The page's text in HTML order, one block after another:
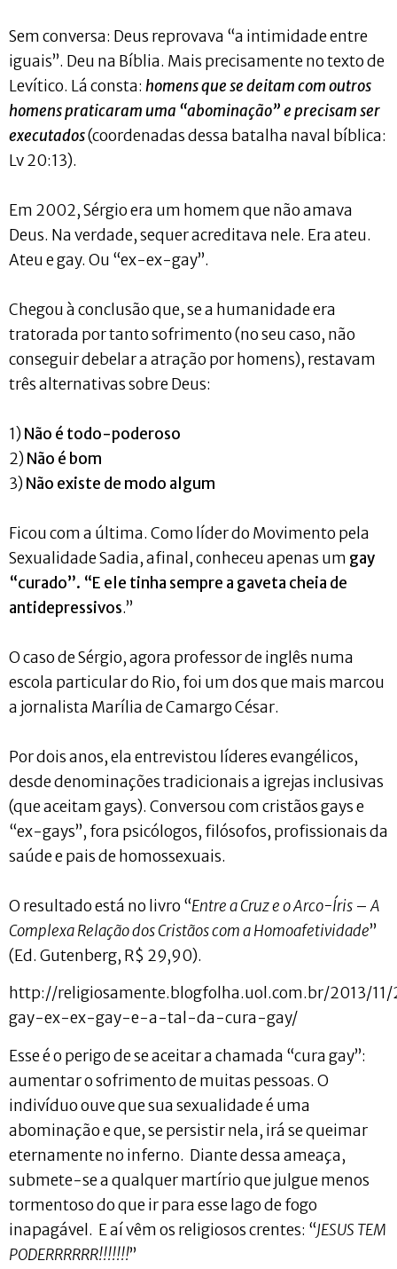
Sem conversa: Deus reprovava “a intimidade entre
iguais”. Deu na Bíblia. Mais precisamente no texto de
Levítico. Lá consta: homens que se deitam com outros
homens praticaram uma “abominação” e precisam ser
executados(coordenadas dessa batalha naval bíblica:
Lv 20:13).
Em 2002, Sérgio era um homem que não amava
Deus. Na verdade, sequer acreditava nele. Era ateu.
Ateu e gay. Ou “ex-ex-gay”.
Chegou à conclusão que, se a humanidade era
tratorada por tanto sofrimento (no seu caso, não
conseguir debelar a atração por homens), restavam
três alternativas sobre Deus:
1) Não é todo-poderoso
2) Não é bom
3) Não existe de modo algum
Ficou com a última. Como líder do Movimento pela
Sexualidade Sadia, afinal, conheceu apenas um gay
“curado”. “E ele tinha sempre a gaveta cheia de
antidepressivos.”
O caso de Sérgio, agora professor de inglês numa
escola particular do Rio, foi um dos que mais marcou
a jornalista Marília de Camargo César.
Por dois anos, ela entrevistou líderes evangélicos,
desde denominações tradicionais a igrejas inclusivas
(que aceitam gays). Conversou com cristãos gays e
“ex-gays”, fora psicólogos, filósofos, profissionais da
saúde e pais de homossexuais.
O resultado está no livro “Entre a Cruz e o Arco-Íris –A
Complexa Relação dos Cristãos com a Homoafetividade”
(Ed. Gutenberg, R$ 29,90).
http://religiosamente.blogfolha.uol.com.br/2013/
gay-ex-ex-gay-e-a-tal-da-cura-gay/
Esse é o perigo de se aceitar a chamada “cura gay”:
aumentar o sofrimento de muitas pessoas. O
indivíduo ouve que sua sexualidade é uma
abominação e que, se persistir nela, irá se queimar
eternamente no inferno. Diante dessa ameaça,
submete-se a qualquer martírio que julgue menos
tormentoso do que ir para esse lago de fogo
inapagável. E aí vêm os religiosos crentes: “JESUS TEM
PODERRRRRR!!!!!!!”